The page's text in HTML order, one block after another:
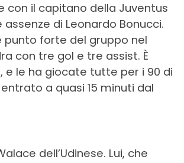
il capitano della Juventus
di Leonardo Bonucci.
punto forte del gruppo nel
con tre gol e tre assist. È
le ha giocate tutte per i 90 di
a quasi 15 minuti dal
dell’Udinese. Lui, che